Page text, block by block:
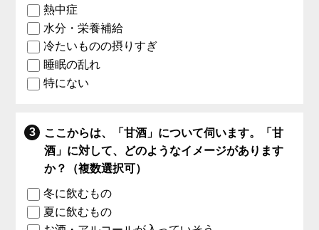
熱中症
水分・栄養補給
冷たいものの摂りすぎ
睡眠の乱れ
特にない
ここからは、「甘酒」について伺います。「甘
酒」に対して、どのようなイメージがあります
か？（複数選択可）
冬に飲むもの
夏に飲むもの